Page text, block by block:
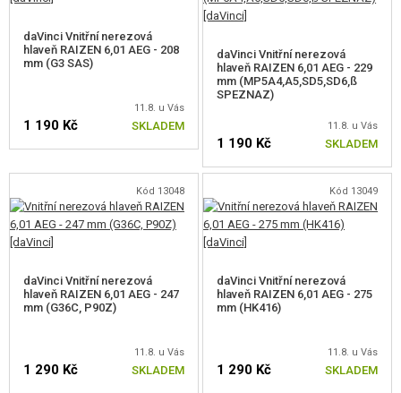
daVinci Vnitřní nerezová
hlaveň RAIZEN 6,01 AEG - 208
mm (G3 SAS)
11.8. u Vás
1 190 Kč SKLADEM
daVinci Vnitřní nerezová
hlaveň RAIZEN 6,01 AEG - 229
mm (MP5A4,A5,SD5,SD6,ß
SPEZNAZ)
11.8. u Vás
1 190 Kč SKLADEM
Kód 13048
daVinci Vnitřní nerezová
hlaveň RAIZEN 6,01 AEG - 247
mm (G36C, P90Z)
11.8. u Vás
1 290 Kč SKLADEM
Kód 13049
daVinci Vnitřní nerezová
hlaveň RAIZEN 6,01 AEG - 275
mm (HK416)
11.8. u Vás
1 290 Kč SKLADEM